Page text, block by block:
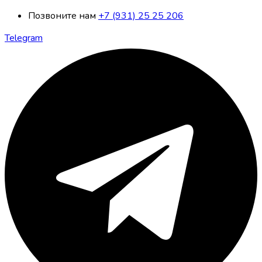
Позвоните нам +7 (931) 25 25 206
Telegram